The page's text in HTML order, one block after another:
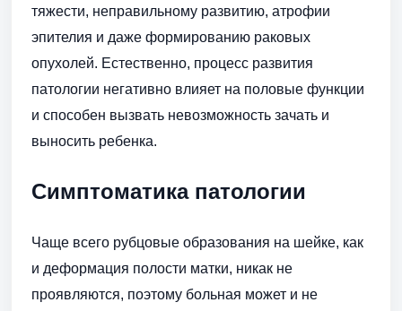
тяжести, неправильному развитию, атрофии
эпителия и даже формированию раковых
опухолей. Естественно, процесс развития
патологии негативно влияет на половые функции
и способен вызвать невозможность зачать и
выносить ребенка.
Симптоматика патологии
Чаще всего рубцовые образования на шейке, как
и деформация полости матки, никак не
проявляются, поэтому больная может и не